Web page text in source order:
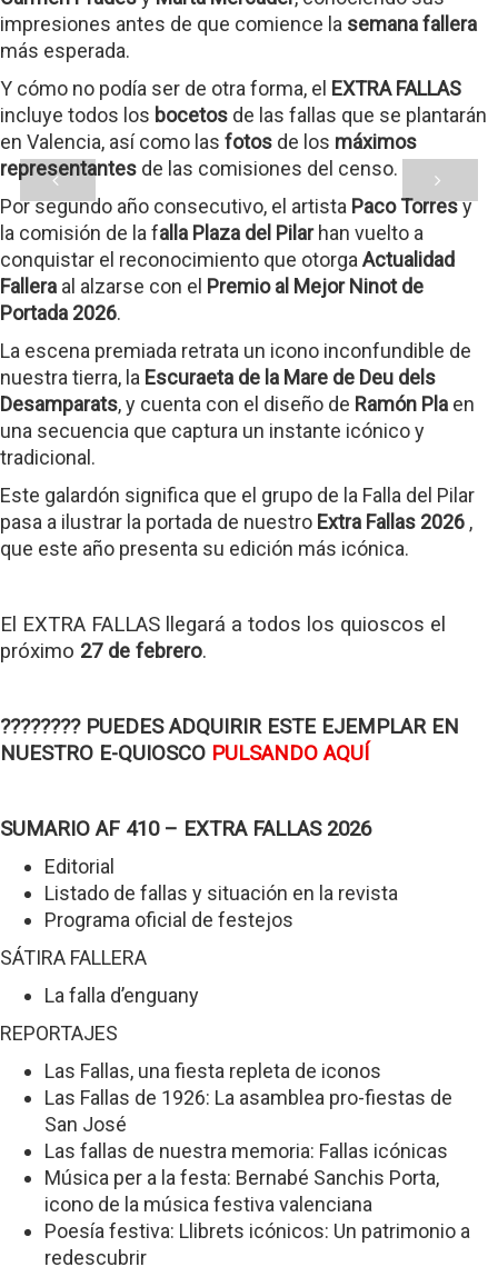
impresiones antes de que comience la semana fallera
más esperada.
Y cómo no podía ser de otra forma, el EXTRA FALLAS
incluye todos los bocetos de las fallas que se plantarán
en Valencia, así como las fotos de los máximos
representantes de las comisiones del censo.
Por segundo año consecutivo, el artista Paco Torresy
la comisión de la falla Plaza del Pilarhan vuelto a
conquistar el reconocimiento que otorga Actualidad
Fallera al alzarse con el Premio al Mejor Ninot de
Portada 2026.
La escena premiada retrata un icono inconfundible de
nuestra tierra, la Escuraeta de la Mare de Deu dels
Desamparats, y cuenta con el diseño de Ramón Pla en
una secuencia que captura un instante icónico y
tradicional.
Este galardón significa que el grupo de la Falla del Pilar
pasa a ilustrar la portada de nuestro Extra Fallas 2026 ,
que este año presenta su edición más icónica.
El EXTRA FALLAS llegará a todos los quioscos el
próximo 27 de febrero.
???????? PUEDES ADQUIRIR ESTE EJEMPLAR EN
NUESTRO E-QUIOSCO PULSANDO AQUÍ
SUMARIO AF 410 – EXTRA FALLAS 2026
Editorial
Listado de fallas y situación en la revista
Programa oficial de festejos
SÁTIRA FALLERA
La falla d’enguany
REPORTAJES
Las Fallas, una fiesta repleta de iconos
Las Fallas de 1926: La asamblea pro-fiestas de
San José
Las fallas de nuestra memoria: Fallas icónicas
Música per a la festa: Bernabé Sanchis Porta,
icono de la música festiva valenciana
Poesía festiva: Llibrets icónicos: Un patrimonio a
redescubrir